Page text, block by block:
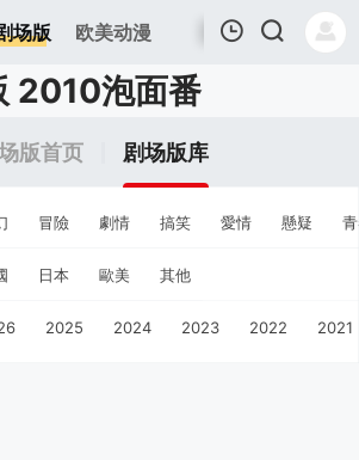
场版 欧美动漫
影记录
2010泡面番
版首页 剧场版库
冒險 劇情 搞笑 愛情 懸疑
日本 歐美 其他
2025 2024 2023 2022 2021